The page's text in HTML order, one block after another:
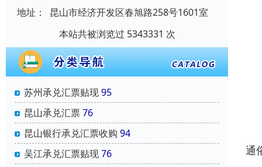
地址：
昆山市经济开发区春旭路258号1601室
本站共被浏览过 5343331 次
苏州承兑汇票贴现95
昆山承兑汇票76
昆山银行承兑汇票收购 94
吴江承兑汇票贴现76
通